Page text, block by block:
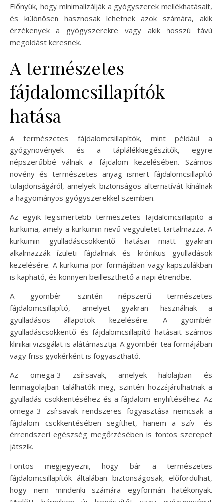
Előnyük, hogy minimalizálják a gyógyszerek mellékhatásait,
és különösen hasznosak lehetnek azok számára, akik
érzékenyek a gyógyszerekre vagy akik hosszú távú
megoldást keresnek.
A természetes
fájdalomcsillapítók
hatása
A természetes fájdalomcsillapítók, mint például a
gyógynövények és a táplálékkiegészítők, egyre
népszerűbbé válnak a fájdalom kezelésében. Számos
növény és természetes anyag ismert fájdalomcsillapító
tulajdonságáról, amelyek biztonságos alternatívát kínálnak
a hagyományos gyógyszerekkel szemben.
Az egyik legismertebb természetes fájdalomcsillapító a
kurkuma, amely a kurkumin nevű vegyületet tartalmazza. A
kurkumin gyulladáscsökkentő hatásai miatt gyakran
alkalmazzák ízületi fájdalmak és krónikus gyulladások
kezelésére. A kurkuma por formájában vagy kapszulákban
is kapható, és könnyen beilleszthető a napi étrendbe.
A gyömbér szintén népszerű természetes
fájdalomcsillapító, amelyet gyakran használnak a
gyulladásos állapotok kezelésére. A gyömbér
gyulladáscsökkentő és fájdalomcsillapító hatásait számos
klinikai vizsgálat is alátámasztja. A gyömbér tea formájában
vagy friss gyökérként is fogyasztható.
Az omega-3 zsírsavak, amelyek halolajban és
lenmagolajban találhatók meg, szintén hozzájárulhatnak a
gyulladás csökkentéséhez és a fájdalom enyhítéséhez. Az
omega-3 zsírsavak rendszeres fogyasztása nemcsak a
fájdalom csökkentésében segíthet, hanem a szív- és
érrendszeri egészség megőrzésében is fontos szerepet
játszik.
Fontos megjegyezni, hogy bár a természetes
fájdalomcsillapítók általában biztonságosak, előfordulhat,
hogy nem mindenki számára egyformán hatékonyak.